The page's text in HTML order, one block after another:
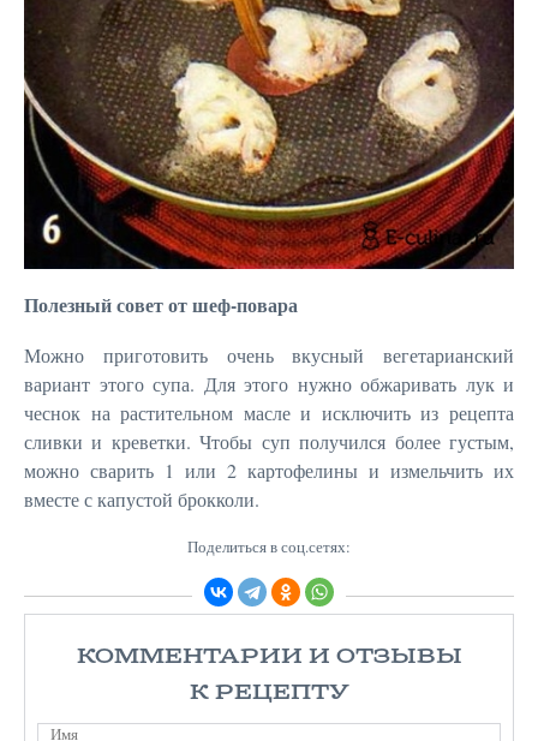
Полезный совет от шеф-повара
Можно приготовить очень вкусный вегетарианский
вариант этого супа. Для этого нужно обжаривать лук и
чеснок на растительном масле и исключить из рецепта
сливки и креветки. Чтобы суп получился более густым,
можно сварить 1 или 2 картофелины и измельчить их
вместе с капустой брокколи.
Поделиться в соц.сетях:
КОММЕНТАРИИ И ОТЗЫВЫ
К РЕЦЕПТУ